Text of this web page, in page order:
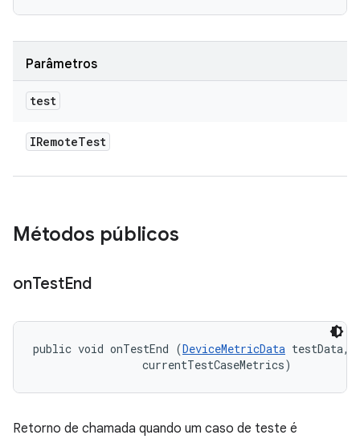
Parâmetros
test
IRemoteTest
Métodos públicos
onTestEnd
public void onTestEnd (DeviceMetricData testData,
currentTestCaseMetrics)
Retorno de chamada quando um caso de teste é